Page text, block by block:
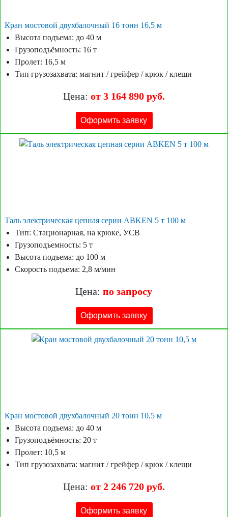
Кран мостовой двухбалочный 16 тонн 16,5 м
Высота подъема: до 40 м
Грузоподъёмность: 16 т
Пролет: 16,5 м
Тип грузозахвата: магнит / грейфер / крюк / клещи
Цена: от 3 164 890 руб.
Оформить заявку
Таль электрическая цепная серии ABKEN 5 т 100 м
Тип: Стационарная, на крюке, УСВ
Грузоподъемность: 5 т
Высота подъема: до 100 м
Скорость подъема: 2,8 м/мин
Цена:по запросу
Оформить заявку
Кран мостовой двухбалочный 20 тонн 10,5 м
Высота подъема: до 40 м
Грузоподъёмность: 20 т
Пролет: 10,5 м
Тип грузозахвата: магнит / грейфер / крюк / клещи
Цена: от 2 246 720 руб.
Оформить заявку